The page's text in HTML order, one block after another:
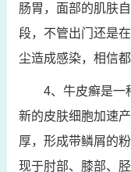
肠胃，面部的肌肤
段，不管出门还是
尘造成感染，相信都
4、牛皮癣是一
新的皮肤细胞加速
厚，形成带鳞屑的
现于肘部、膝部、